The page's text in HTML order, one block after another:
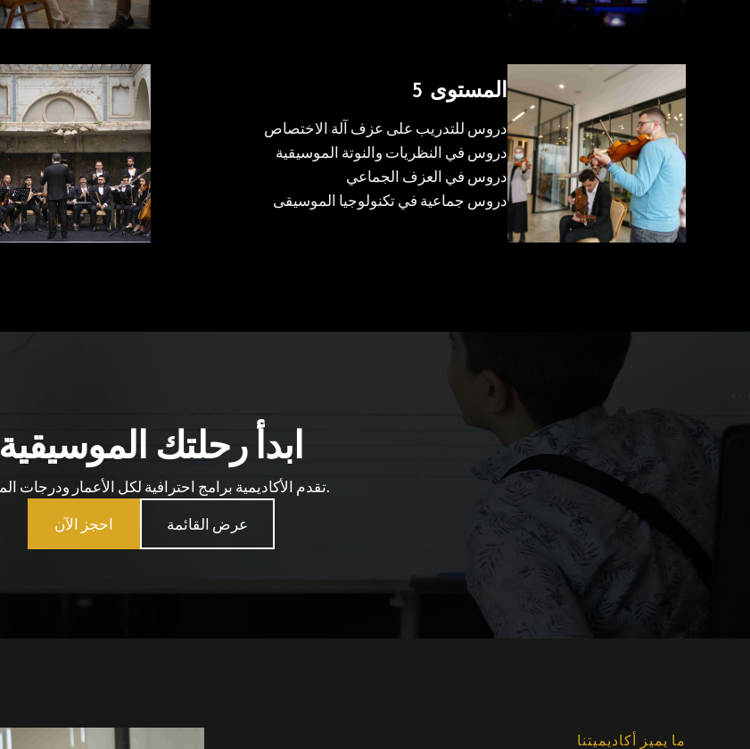
المستوى 5
دروس للتدريب على عزف آلة الاختصاص
دروس في النظريات والنوتة الموسيقية
دروس في العزف الجماعي
دروس جماعية في تكنولوجيا الموسيقى
ابدأ رحلتك الموسيقية
تقدم الأكاديمية برامج احترافية لكل الأعمار ودرجات المهارة.
احجز الآن
عرض القائمة
ما يميز أكاديميتنا